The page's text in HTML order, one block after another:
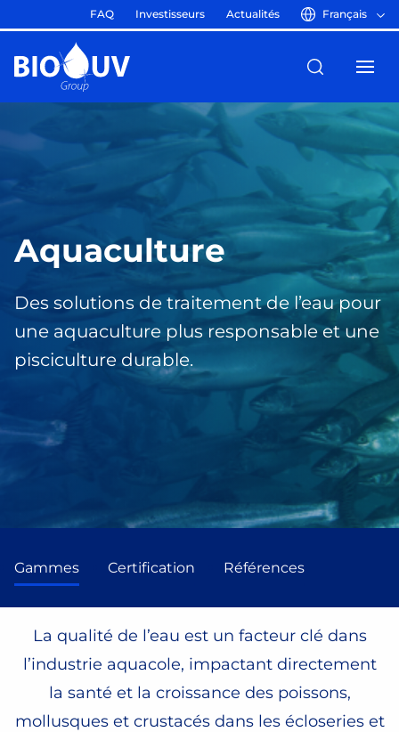
FAQ Investisseurs Actualités Français
Aquaculture
Des solutions de traitement de l’eau pour
une aquaculture plus responsable et une
pisciculture durable.
Gammes Certification Références
La qualité de l’eau est un facteur clé dans
l’industrie aquacole, impactant directement
la santé et la croissance des poissons,
mollusques et crustacés dans les écloseries et